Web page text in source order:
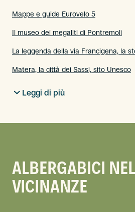
Mappe e guide Eurovelo 5
Il museo dei megaliti di Pontremoli
La leggenda della via Francigena, la
Matera, la città dei Sassi, sito Unesco
Leggi di più
ALBERGABICI
VICINANZE